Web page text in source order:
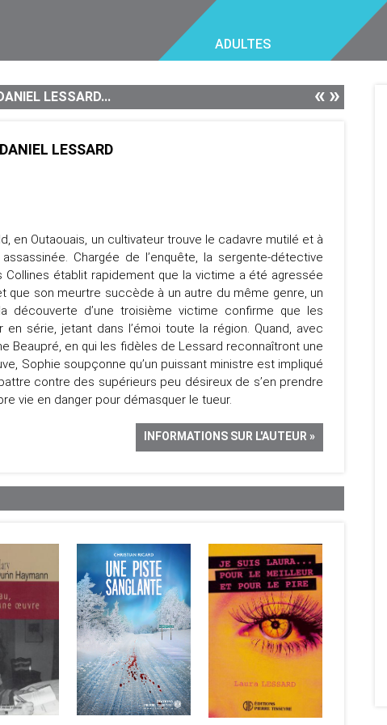
ADULTES
LESSARD... «»
LESSARD
en Outaouais, un cultivateur trouve le cadavre mutilé et à
Chargée de l’enquête, la sergente-détective
Collines établit rapidement que la victime a été agressée
que son meurtre succède à un autre du même genre, un
découverte d’une troisième victime confirme que les
en série, jetant dans l’émoi toute la région. Quand, avec
Beaupré, en qui les fidèles de Lessard reconnaîtront une
Sophie soupçonne qu’un puissant ministre est impliqué
contre des supérieurs peu désireux de s’en prendre
vie en danger pour démasquer le tueur.
INFORMATIONS SUR L'AUTEUR »